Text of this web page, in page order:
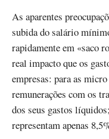
As aparentes
subida do salário
rapidamente em «saco
real impacto que os
empresas: para as micro
remunerações com os
dos seus gastos
representam apenas